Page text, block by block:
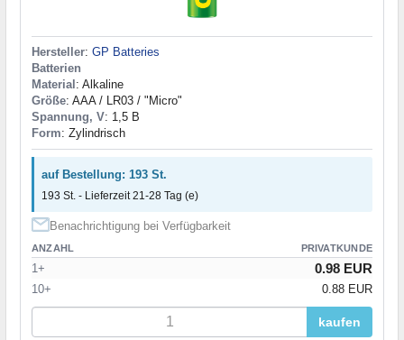
Hersteller: GP Batteries
Batterien
Material : Alkaline
Größe: AAA / LR03 / "Micro"
Spannung, V: 1,5 В
Form: Zylindrisch
auf Bestellung: 193 St.
193 St. - Lieferzeit 21-28 Tag (e)
Benachrichtigung bei Verfügbarkeit
ANZAHL PRIVATKUNDE
1+ 0.98 EUR
10+ 0.88 EUR
kaufen